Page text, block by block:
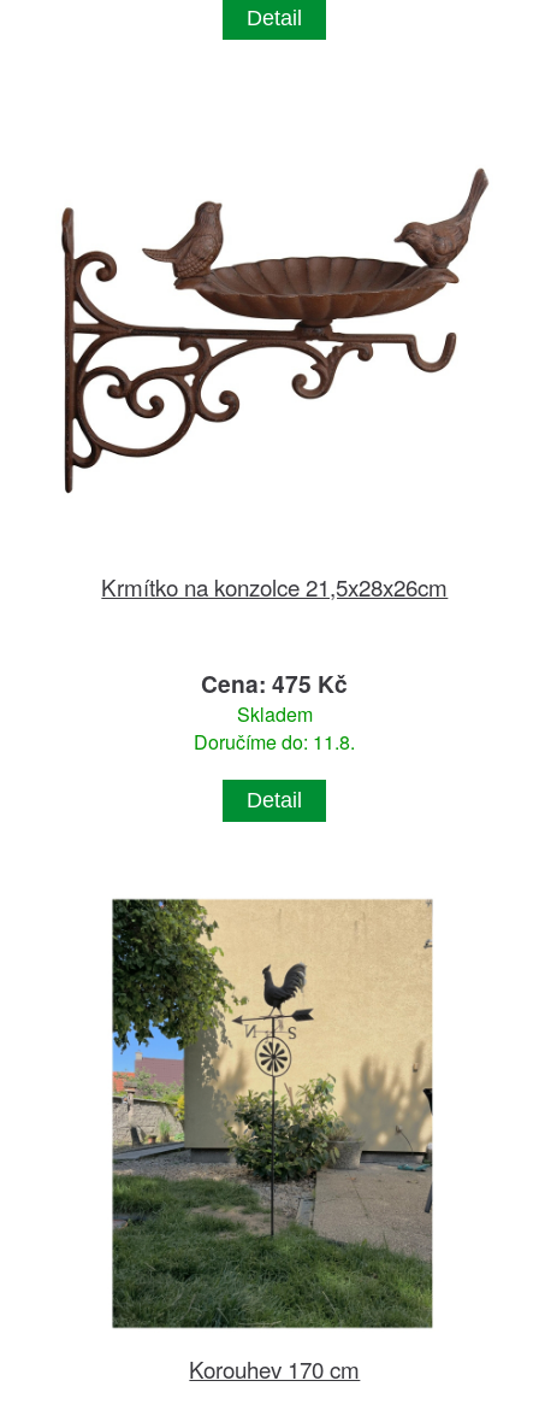
Detail
Krmítko na konzolce 21,5x28x26cm
Cena: 475 Kč
Skladem
Doručíme do: 11.8.
Detail
Korouhev 170 cm